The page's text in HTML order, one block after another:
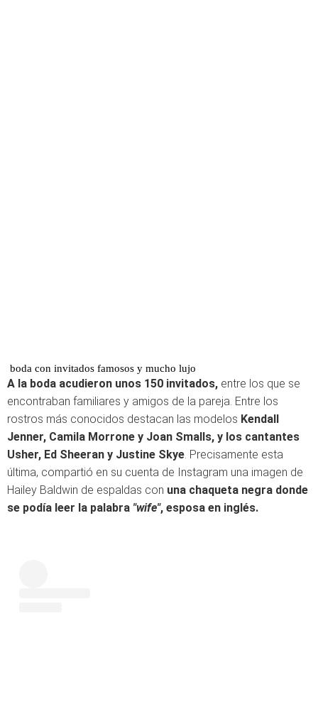
boda con invitados famosos y mucho lujo
A la boda acudieron unos 150 invitados, entre los que se
encontraban familiares y amigos de la pareja. Entre los
rostros más conocidos destacan las modelos Kendall
Jenner, Camila Morrone y Joan Smalls, y los cantantes
Usher, Ed Sheeran y Justine Skye . Precisamente esta
última, compartió en su cuenta de Instagram una imagen de
Hailey Baldwin de espaldas con una chaqueta negra donde
se podía leer la palabra "wife", esposa en inglés.